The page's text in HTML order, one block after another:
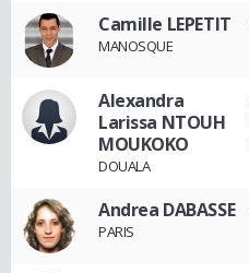
Camille LEPETIT
MANOSQUE
Alexandra
Larissa NTOUH
MOUKOKO
DOUALA
Andrea DABASSE
PARIS